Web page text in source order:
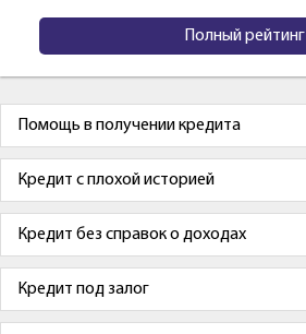
Полный рейтинг
Помощь в получении кредита
Кредит с плохой историей
Кредит без справок о доходах
Кредит под залог